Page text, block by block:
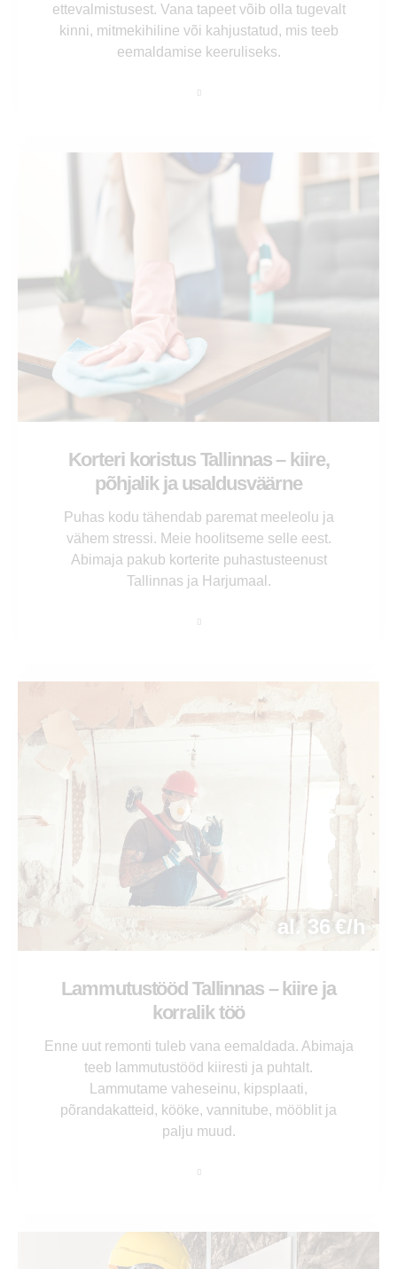
ettevalmistusest. Vana tapeet võib olla tugevalt
kinni, mitmekihiline või kahjustatud, mis teeb
eemaldamise keeruliseks.
Korteri koristus Tallinnas – kiire,
põhjalik ja usaldusväärne
Puhas kodu tähendab paremat meeleolu ja
vähem stressi. Meie hoolitseme selle eest.
Abimaja pakub korterite puhastusteenust
Tallinnas ja Harjumaal.
al. 36 €/h
Lammutustööd Tallinnas – kiire ja
korralik töö
Enne uut remonti tuleb vana eemaldada. Abimaja
teeb lammutustööd kiiresti ja puhtalt.
Lammutame vaheseinu, kipsplaati,
põrandakatteid, kööke, vannitube, mööblit ja
palju muud.